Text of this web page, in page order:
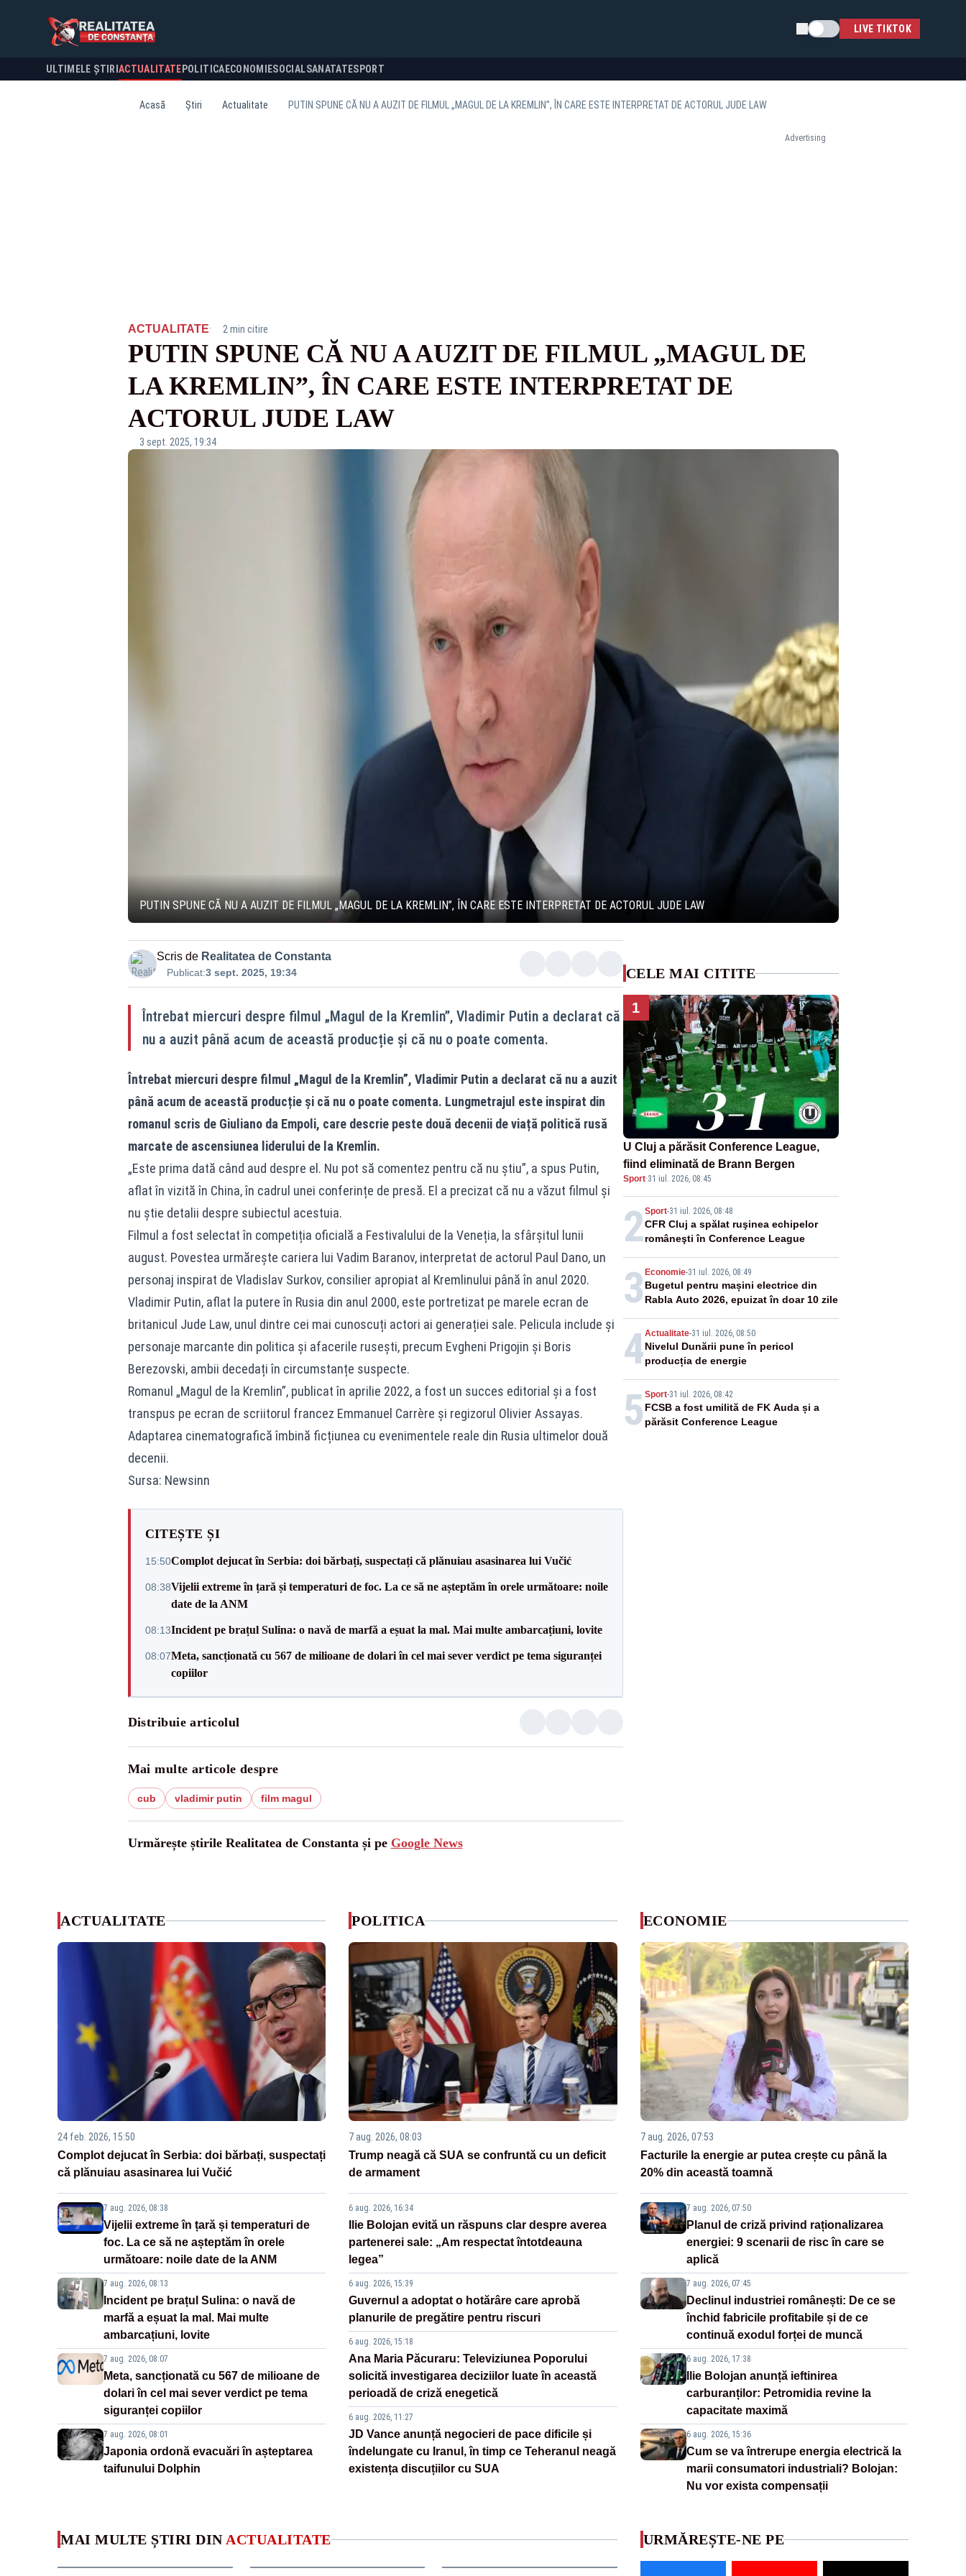
Schimba temaLIVE TIKTOK
ULTIMELE ȘTIRI ACTUALITATE POLITICA ECONOMIESOCIALSANATATESPORT
Acasă Știri Actualitate PUTIN SPUNE CĂ NU A AUZIT DE FILMUL „MAGUL DE LA KREMLIN”, ÎN CARE ESTE INTERPRETAT DE ACTORUL JUDE LAW
Advertising
ACTUALITATE· 2 min citire
PUTIN SPUNE CĂ NU A AUZIT DE FILMUL „MAGUL DE
LA KREMLIN”, ÎN CARE ESTE INTERPRETAT DE
ACTORUL JUDE LAW
3 sept. 2025, 19:34
PUTIN SPUNE CĂ NU A AUZIT DE FILMUL „MAGUL DE LA KREMLIN”, ÎN CARE ESTE INTERPRETAT DE ACTORUL JUDE LAW
Scris de Realitatea de Constanta
Publicat:3 sept. 2025, 19:34
Întrebat miercuri despre filmul „Magul de la Kremlin”, Vladimir Putin a declarat că
nu a auzit până acum de această producție și că nu o poate comenta.
Întrebat miercuri despre filmul „Magul de la Kremlin”, Vladimir Putin a declarat că nu a auzit
până acum de această producție și că nu o poate comenta. Lungmetrajul este inspirat din
romanul scris de Giuliano da Empoli, care descrie peste două decenii de viață politică rusă
marcate de ascensiunea liderului de la Kremlin.
„Este prima dată când aud despre el. Nu pot să comentez pentru că nu știu”, a spus Putin,
aflat în vizită în China, în cadrul unei conferințe de presă. El a precizat că nu a văzut filmul și
nu știe detalii despre subiectul acestuia.
Filmul a fost selectat în competiția oficială a Festivalului de la Veneția, la sfârșitul lunii
august. Povestea urmărește cariera lui Vadim Baranov, interpretat de actorul Paul Dano, un
personaj inspirat de Vladislav Surkov, consilier apropiat al Kremlinului până în anul 2020.
Vladimir Putin, aflat la putere în Rusia din anul 2000, este portretizat pe marele ecran de
britanicul Jude Law, unul dintre cei mai cunoscuți actori ai generației sale. Pelicula include și
personaje marcante din politica și afacerile rusești, precum Evgheni Prigojin și Boris
Berezovski, ambii decedați în circumstanțe suspecte.
Romanul „Magul de la Kremlin”, publicat în aprilie 2022, a fost un succes editorial și a fost
transpus pe ecran de scriitorul francez Emmanuel Carrère și regizorul Olivier Assayas.
Adaptarea cinematografică îmbină ficțiunea cu evenimentele reale din Rusia ultimelor două
decenii.
Sursa: Newsinn
CITEȘTE ȘI
15:50Complot dejucat în Serbia: doi bărbați, suspectați că plănuiau asasinarea lui Vučić
08:38Vijelii extreme în țară și temperaturi de foc. La ce să ne așteptăm în orele următoare: noile
date de la ANM
08:13Incident pe brațul Sulina: o navă de marfă a eșuat la mal. Mai multe ambarcațiuni, lovite
08:07Meta, sancționată cu 567 de milioane de dolari în cel mai sever verdict pe tema siguranței
copiilor
Distribuie articolul
Mai multe articole despre
cub vladimir putin film magul
Urmărește știrile Realitatea de Constanta și pe Google News
CELE MAI CITITE
1
U Cluj a părăsit Conference League,
fiind eliminată de Brann Bergen
Sport·31 iul. 2026, 08:45
2Sport-31 iul. 2026, 08:48
CFR Cluj a spălat ruşinea echipelor
româneşti în Conference League
3 Economie-31 iul. 2026, 08:49
Bugetul pentru mașini electrice din
Rabla Auto 2026, epuizat în doar 10 zile
4Actualitate-31 iul. 2026, 08:50
Nivelul Dunării pune în pericol
producția de energie
5 Sport-31 iul. 2026, 08:42
FCSB a fost umilită de FK Auda și a
părăsit Conference League
ACTUALITATE
24 feb. 2026, 15:50
Complot dejucat în Serbia: doi bărbați, suspectați
că plănuiau asasinarea lui Vučić
7 aug. 2026, 08:38
Vijelii extreme în țară și temperaturi de
foc. La ce să ne așteptăm în orele
următoare: noile date de la ANM
7 aug. 2026, 08:13
Incident pe brațul Sulina: o navă de
marfă a eșuat la mal. Mai multe
ambarcațiuni, lovite
7 aug. 2026, 08:07
Meta, sancționată cu 567 de milioane de
dolari în cel mai sever verdict pe tema
siguranței copiilor
7 aug. 2026, 08:01
Japonia ordonă evacuări în așteptarea
taifunului Dolphin
POLITICA
7 aug. 2026, 08:03
Trump neagă că SUA se confruntă cu un deficit
de armament
6 aug. 2026, 16:34
Ilie Bolojan evită un răspuns clar despre averea
partenerei sale: „Am respectat întotdeauna
legea”
6 aug. 2026, 15:39
Guvernul a adoptat o hotărâre care aprobă
planurile de pregătire pentru riscuri
6 aug. 2026, 15:18
Ana Maria Păcuraru: Televiziunea Poporului
solicită investigarea deciziilor luate în această
perioadă de criză enegetică
6 aug. 2026, 11:27
JD Vance anunță negocieri de pace dificile și
îndelungate cu Iranul, în timp ce Teheranul neagă
existența discuțiilor cu SUA
ECONOMIE
7 aug. 2026, 07:53
Facturile la energie ar putea crește cu până la
20% din această toamnă
7 aug. 2026, 07:50
Planul de criză privind raționalizarea
energiei: 9 scenarii de risc în care se
aplică
7 aug. 2026, 07:45
Declinul industriei românești: De ce se
închid fabricile profitabile și de ce
continuă exodul forței de muncă
6 aug. 2026, 17:38
Ilie Bolojan anunță ieftinirea
carburanților: Petromidia revine la
capacitate maximă
6 aug. 2026, 15:36
Cum se va întrerupe energia electrică la
marii consumatori industriali? Bolojan:
Nu vor exista compensații
MAI MULTE ȘTIRI DIN ACTUALITATE URMĂREȘTE-NE PE